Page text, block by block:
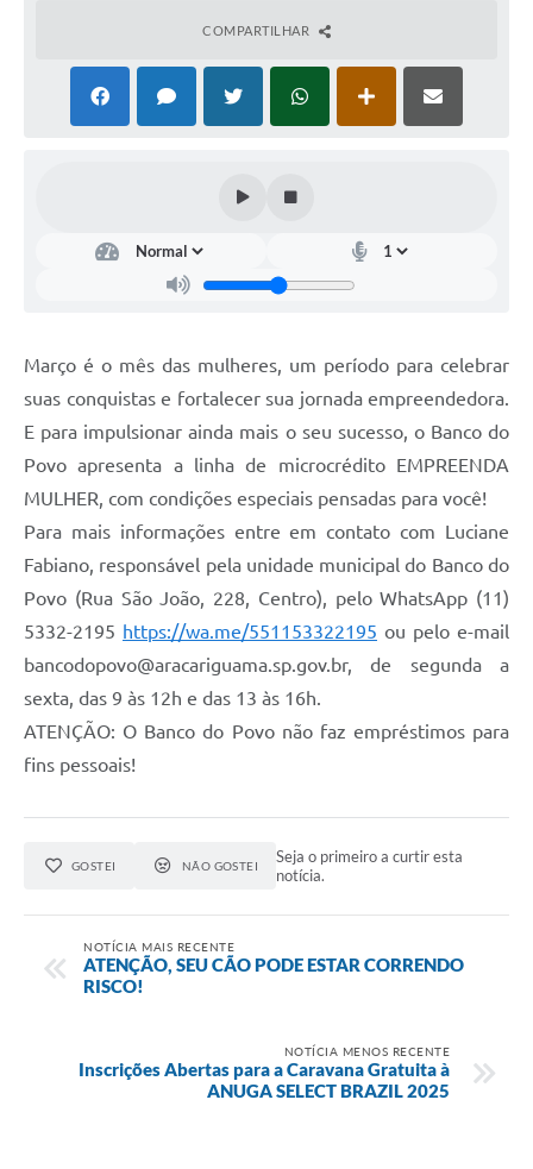
COMPARTILHAR
Março é o mês das mulheres, um período para celebrar
suas conquistas e fortalecer sua jornada empreendedora.
E para impulsionar ainda mais o seu sucesso, o Banco do
Povo apresenta a linha de microcrédito EMPREENDA
MULHER, com condições especiais pensadas para você!
Para mais informações entre em contato com Luciane
Fabiano, responsável pela unidade municipal do Banco do
Povo (Rua São João, 228, Centro), pelo WhatsApp (11)
5332-2195 https://wa.me/551153322195 ou pelo e-mail
bancodopovo@aracariguama.sp.gov.br, de segunda a
sexta, das 9 às 12h e das 13 às 16h.
ATENÇÃO: O Banco do Povo não faz empréstimos para
fins pessoais!
GOSTEI NÃO GOSTEI
Seja o primeiro a curtir esta
notícia.
NOTÍCIA MAIS RECENTE
ATENÇÃO, SEU CÃO PODE ESTAR CORRENDO
RISCO!
NOTÍCIA MENOS RECENTE
Inscrições Abertas para a Caravana Gratuita à
ANUGA SELECT BRAZIL 2025